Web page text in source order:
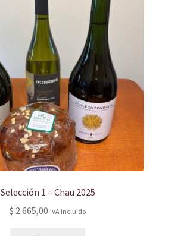
Selección 1 – Chau 2025
$ 2.665,00 IVA incluido